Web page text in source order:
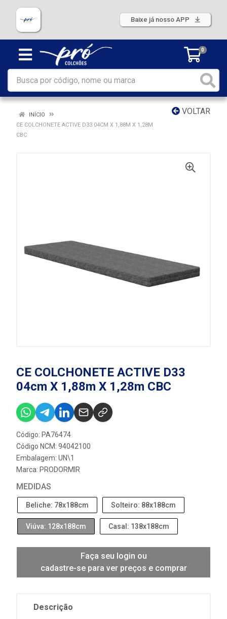
Baixe já nosso APP
0
VOLTAR
INÍCIO
CE COLCHONETE ACTIVE D33 04CM X 1,88M X 1,28M
CBC
CE COLCHONETE ACTIVE D33
04cm X 1,88m X 1,28m CBC
Código: PA76474
Código NCM: 94042100
Embalagem: UN\1
Marca: PRODORMIR
MEDIDAS
Beliche: 78x188cm Solteiro: 88x188cm
Viúva: 128x188cm Casal: 138x188cm
Faça seu login ou
cadastre-se para ver preços e comprar
Descrição